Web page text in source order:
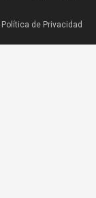
Política de Privacidad